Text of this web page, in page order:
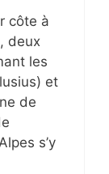
côte à
deux
les
et
de
s’y